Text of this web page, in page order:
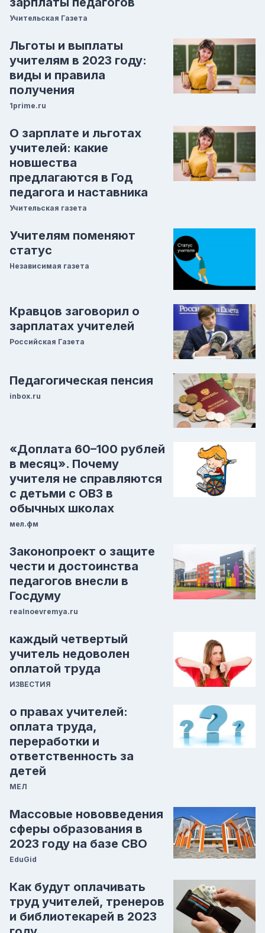
Учительская Газета
Льготы и выплаты
учителям в 2023 году:
виды и правила
получения
1prime.ru
О зарплате и льготах
учителей: какие
новшества
предлагаются в Год
педагога и наставника
Учительская газета
Учителям поменяют
статус
Независимая газета
Кравцов заговорил о
зарплатах учителей
Российская Газета
Педагогическая пенсия
inbox.ru
«Доплата 60–100 рублей
в месяц». Почему
учителя не справляются
с детьми с ОВЗ в
обычных школах
мел.фм
Законопроект о защите
чести и достоинства
педагогов внесли в
Госдуму
realnoevremya.ru
каждый четвертый
учитель недоволен
оплатой труда
ИЗВЕСТИЯ
о правах учителей:
оплата труда,
переработки и
ответственность за
детей
МЕЛ
Массовые нововведения
сферы образования в
2023 году на базе СВО
EduGid
Как будут оплачивать
труд учителей, тренеров
и библиотекарей в 2023